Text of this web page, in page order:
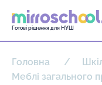
Готові рішення для НУШ
Головна
Меблі загального